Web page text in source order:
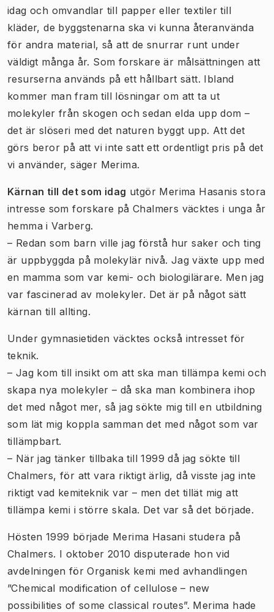
idag och omvandlar till papper eller textiler till
kläder, de byggstenarna ska vi kunna återanvända
för andra material, så att de snurrar runt under
väldigt många år. Som forskare är målsättningen att
resurserna används på ett hållbart sätt. Ibland
kommer man fram till lösningar om att ta ut
molekyler från skogen och sedan elda upp dom –
det är slöseri med det naturen byggt upp. Att det
görs beror på att vi inte satt ett ordentligt pris på det
vi använder, säger Merima.
Kärnan till det som idag utgör Merima Hasanis stora
intresse som forskare på Chalmers väcktes i unga år
hemma i Varberg.
– Redan som barn ville jag förstå hur saker och ting
är uppbyggda på molekylär nivå. Jag växte upp med
en mamma som var kemi- och biologilärare. Men jag
var fascinerad av molekyler. Det är på något sätt
kärnan till allting.
Under gymnasietiden väcktes också intresset för
teknik.
– Jag kom till insikt om att ska man tillämpa kemi och
skapa nya molekyler – då ska man kombinera ihop
det med något mer, så jag sökte mig till en utbildning
som lät mig koppla samman det med något som var
tillämpbart.
– När jag tänker tillbaka till 1999 då jag sökte till
Chalmers, för att vara riktigt ärlig, då visste jag inte
riktigt vad kemiteknik var – men det tillät mig att
tillämpa kemi i större skala. Det var så det började.
Hösten 1999 började Merima Hasani studera på
Chalmers. I oktober 2010 disputerade hon vid
avdelningen för Organisk kemi med avhandlingen
”Chemical modification of cellulose – new
possibilities of some classical routes”. Merima hade